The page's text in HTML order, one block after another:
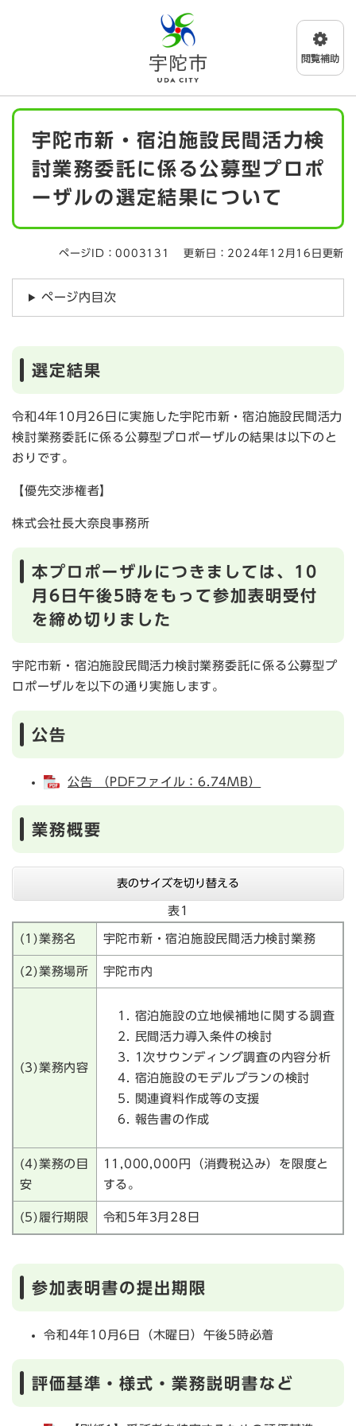
メニューを飛ばして本文へ
本
宇陀市新・宿泊施設民間活力検
討業務委託に係る公募型プロポ
ーザルの選定結果について
ページID：0003131 更新日：2024年12月16日更新
ページ内目次
選定結果
令和4年10月26日に実施した宇陀市新・宿泊施設民間活力
検討業務委託に係る公募型プロポーザルの結果は以下のと
おりです。
【優先交渉権者】
株式会社長大奈良事務所
本プロポーザルにつきましては、10
月6日午後5時をもって参加表明受付
を締め切りました
宇陀市新・宿泊施設民間活力検討業務委託に係る公募型プ
ロポーザルを以下の通り実施します。
公告
公告 （PDFファイル：6.74MB）
業務概要
表のサイズを切り替える
表1
(1)業務名 宇陀市新・宿泊施設民間活力検討業務
(2)業務場所 宇陀市内
(3)業務内容
宿泊施設の立地候補地に関する調査
民間活力導入条件の検討
1次サウンディング調査の内容分析
宿泊施設のモデルプランの検討
関連資料作成等の支援
報告書の作成
(4)業務の目
安
11,000,000円（消費税込み）を限度と
する。
(5)履行期限 令和5年3月28日
参加表明書の提出期限
令和4年10月6日（木曜日）午後5時必着
評価基準・様式・業務説明書など